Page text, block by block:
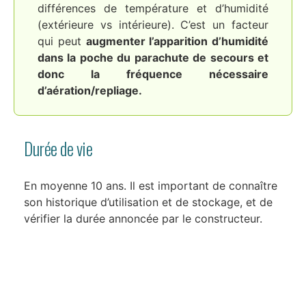
différences de température et d’humidité
(extérieure vs intérieure). C’est un facteur
qui peut augmenter l’apparition d’humidité
dans la poche du parachute de secours et
donc la fréquence nécessaire
d’aération/repliage.
Durée de vie
En moyenne 10 ans. Il est important de connaître
son historique d’utilisation et de stockage, et de
vérifier la durée annoncée par le constructeur.